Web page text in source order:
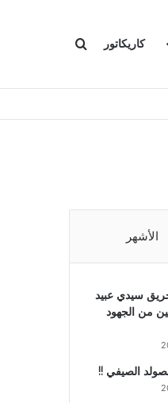
كاريكاتور بحث عن
الأشهر
سيدي عبيد
من الجهود
الصيفي !!